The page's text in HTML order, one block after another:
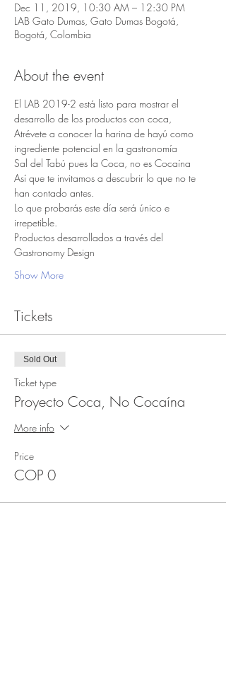
Dec 11, 2019, 10:30 AM – 12:30 PM
LAB Gato Dumas, Gato Dumas Bogotá,
Bogotá, Colombia
About the event
El LAB 2019-2 está listo para mostrar el
desarrollo de los productos con coca,
Atrévete a conocer la harina de hayú como
ingrediente potencial en la gastronomía
Sal del Tabú pues la Coca, no es Cocaína
Así que te invitamos a descubrir lo que no te
han contado antes.
Lo que probarás este día será único e
irrepetible.
Productos desarrollados a través del
Gastronomy Design
Show More
Tickets
Sold Out
Ticket type
Proyecto Coca, No Cocaína
More info
Price
COP 0